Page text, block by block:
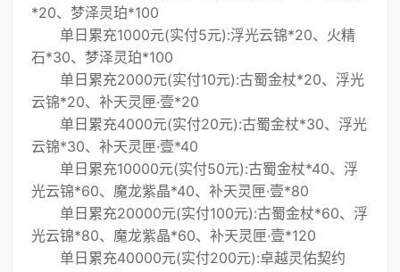
*20、梦泽灵珀*100
单日累充1000元(实付5元):浮光云锦*20、火精
石*30、梦泽灵珀*100
单日累充2000元(实付10元):古蜀金杖*20、浮光
云锦*20、补天灵匣·壹*20
单日累充4000元(实付20元):古蜀金杖*30、浮光
云锦*30、补天灵匣·壹*40
单日累充10000元(实付50元):古蜀金杖*40、浮
光云锦*60、魔龙紫晶*40、补天灵匣·壹*80
单日累充20000元(实付100元):古蜀金杖*60、浮
光云锦*80、魔龙紫晶*60、补天灵匣·壹*120
单日累充40000元(实付200元):卓越灵佑契约